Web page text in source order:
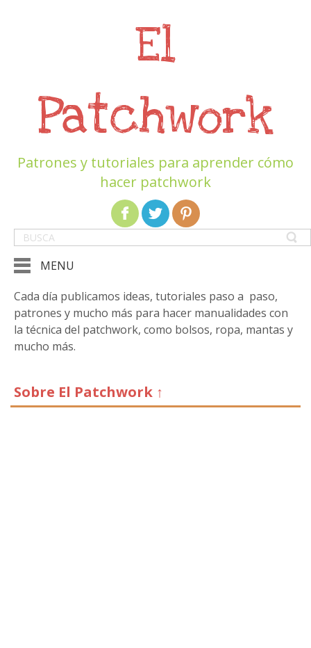
El
Patchwork
Patrones y tutoriales para aprender cómo
hacer patchwork
MENU
Cada día publicamos ideas, tutoriales paso a paso,
patrones y mucho más para hacer manualidades con
la técnica del patchwork, como bolsos, ropa, mantas y
mucho más.
Sobre El Patchwork ↑